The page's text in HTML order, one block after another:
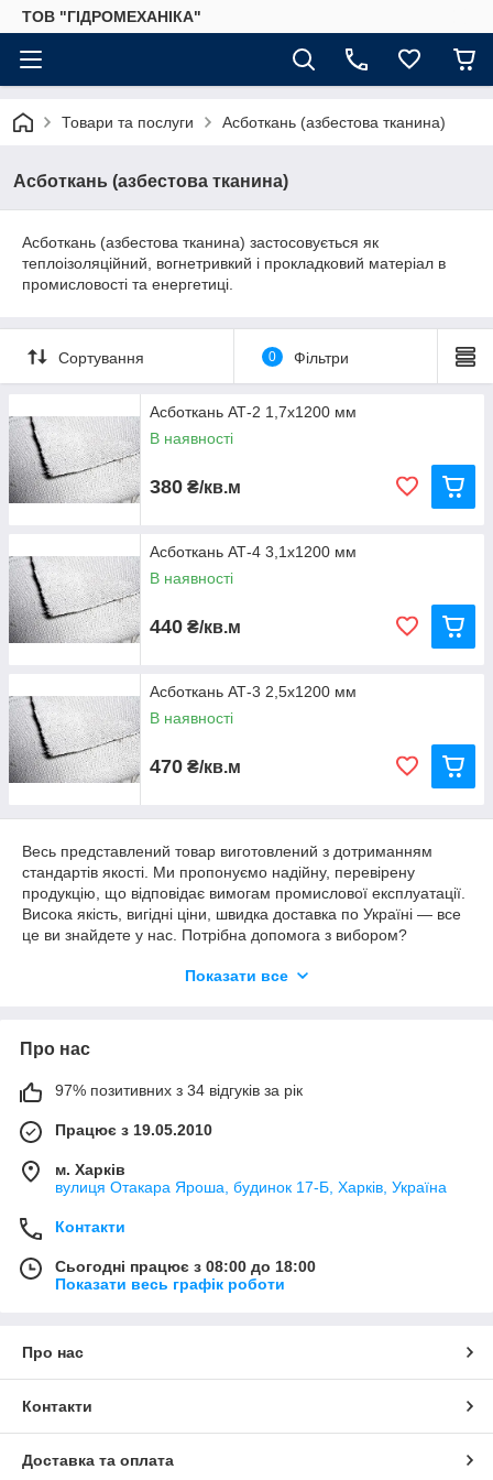
ТОВ "ГІДРОМЕХАНІКА"
Товари та послуги Асботкань (азбестова тканина)
Асботкань (азбестова тканина)
Асботкань (азбестова тканина) застосовується як
теплоізоляційний, вогнетривкий і прокладковий матеріал в
промисловості та енергетиці.
Сортування 0 Фільтри
Асботкань АТ-2 1,7х1200 мм
В наявності
380 ₴/кв.м
Асботкань АТ-4 3,1х1200 мм
В наявності
440 ₴/кв.м
Асботкань АТ-3 2,5х1200 мм
В наявності
470 ₴/кв.м
Весь представлений товар виготовлений з дотриманням
стандартів якості. Ми пропонуємо надійну, перевірену
продукцію, що відповідає вимогам промислової експлуатації.
Висока якість, вигідні ціни, швидка доставка по Україні — все
це ви знайдете у нас. Потрібна допомога з вибором?
варіант під ваші завдання та умови роботи.
Показати все
Про нас
97% позитивних з 34 відгуків за рік
Працює з 19.05.2010
м. Харків
вулиця Отакара Яроша, будинок 17-Б, Харків, Україна
Контакти
Сьогодні працює з 08:00 до 18:00
Показати весь графік роботи
Про нас
Контакти
Доставка та оплата